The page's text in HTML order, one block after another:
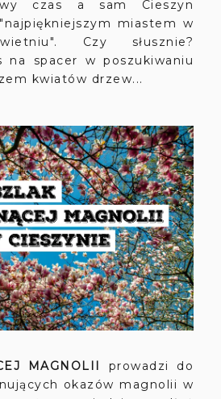
czas a sam Cieszyn
miastem w
Czy słusznie?
na spacer w poszukiwaniu
kwiatów drzew...
MAGNOLII
prowadzi do
okazów magnolii w